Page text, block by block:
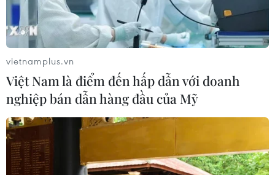
TIN CÙNG CHUYÊN MỤC
Những lý do khiến du khách Ấn Độ
chuyển hướng sang Việt Nam
08/08/2026 23:58
vietnamplus.vn
Việt Nam là điểm đến hấp dẫn với doanh
nghiệp bán dẫn hàng đầu của Mỹ